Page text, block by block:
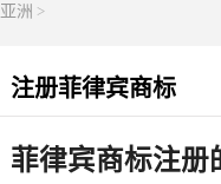
亚洲 >
注册菲律宾商标
菲律宾商标注册